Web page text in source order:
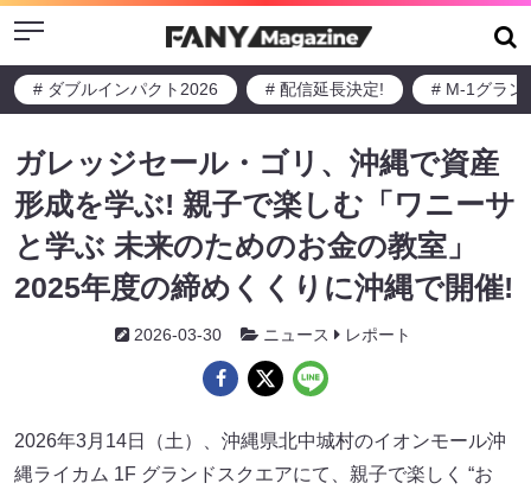
Menu
# ダブルインパクト2026 # 配信延長決定! # M-1グラン
ガレッジセール・ゴリ、沖縄で資産
形成を学ぶ! 親子で楽しむ「ワニーサ
と学ぶ 未来のためのお金の教室」
2025年度の締めくくりに沖縄で開催!
2026-03-30 ニュース レポート
2026年3月14日（土）、沖縄県北中城村のイオンモール沖
縄ライカム 1F グランドスクエアにて、親子で楽しく “お